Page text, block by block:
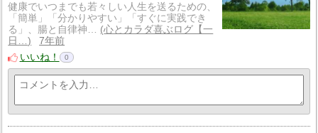
健康でいつまでも若々しい人生を送るための、
「簡単」「分かりやすい」「すぐに実践でき
る」、腸と自律神…
心とカラダ喜ぶログ【一
日…
7年前
いいね！
0